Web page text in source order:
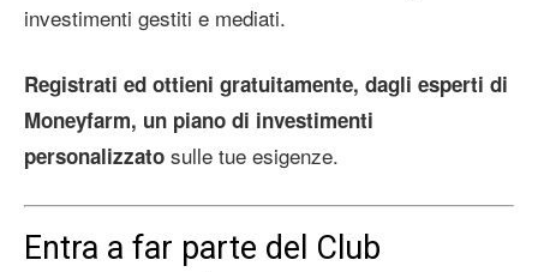
investimenti gestiti e mediati.
Registrati ed ottieni gratuitamente, dagli esperti di
Moneyfarm, un piano di investimenti
personalizzato sulle tue esigenze.
Entra a far parte del Club